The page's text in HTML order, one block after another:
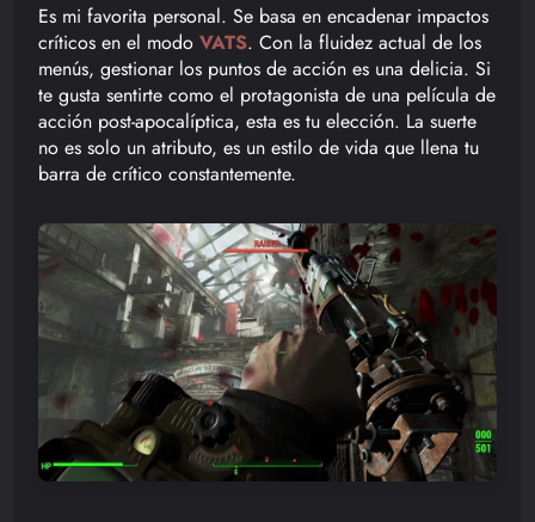
Es mi favorita personal. Se basa en encadenar impactos
críticos en el modo VATS. Con la fluidez actual de los
menús, gestionar los puntos de acción es una delicia. Si
te gusta sentirte como el protagonista de una película de
acción post-apocalíptica, esta es tu elección. La suerte
no es solo un atributo, es un estilo de vida que llena tu
barra de crítico constantemente.